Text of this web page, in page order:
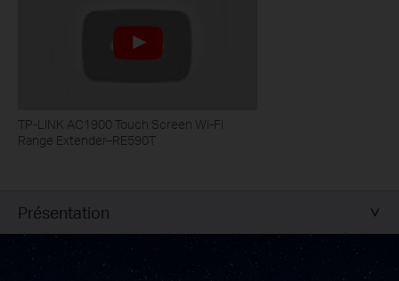
TP-LINK AC1900 Touch Screen Wi-Fi
Range Extender–RE590T
Présentation